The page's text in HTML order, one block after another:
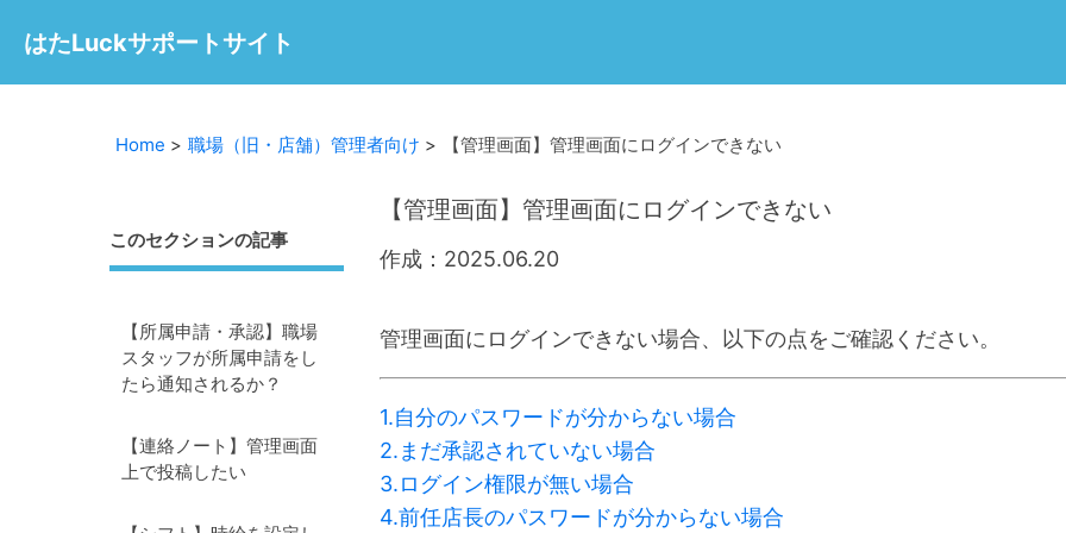
はたLuckサポートサイト
Home 職場（旧・店舗）管理者向け 【管理画面】管理画面にログインできない
このセクションの記事
【所属申請・承認】職場
スタッフが所属申請をし
たら通知されるか？
【連絡ノート】管理画面
上で投稿したい
【管理画面】管理画面にログインできない
作成：2025.06.20
管理画面にログインできない場合、以下の点をご確認ください。
1.自分のパスワードが分からない場合
2.まだ承認されていない場合
3.ログイン権限が無い場合
4.前任店長のパスワードが分からない場合